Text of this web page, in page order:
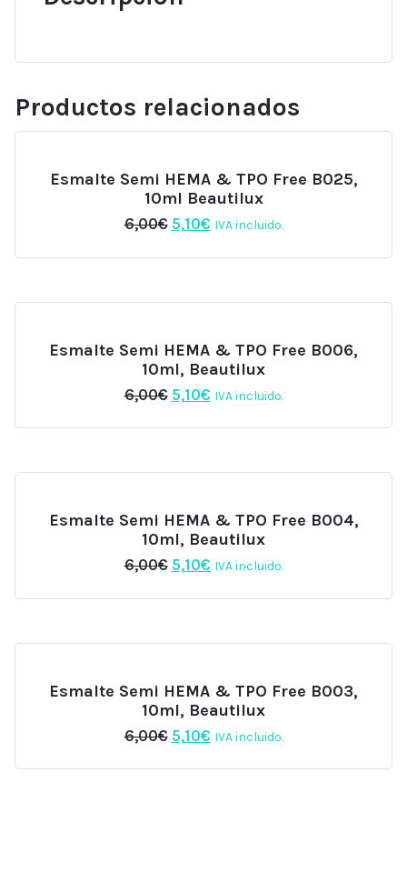
Productos relacionados
Esmalte Semi HEMA & TPO Free B025,
10ml Beautilux
6,00€ El
original
5,10€El
actual
IVA incluido.
Esmalte Semi HEMA & TPO Free B006,
10ml, Beautilux
6,00€ El
original
5,10€El
actual
IVA incluido.
Esmalte Semi HEMA & TPO Free B004,
10ml, Beautilux
6,00€ El
original
5,10€El
actual
IVA incluido.
Esmalte Semi HEMA & TPO Free B003,
10ml, Beautilux
6,00€ El
original
5,10€El
actual
IVA incluido.